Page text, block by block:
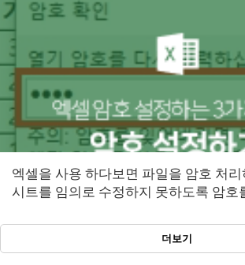
엑셀을 사용 하다보면 파일을 암호 처
시트를 임의로 수정하지 못하도록 암호
가지 방법에 대해 알아보도...
더보기